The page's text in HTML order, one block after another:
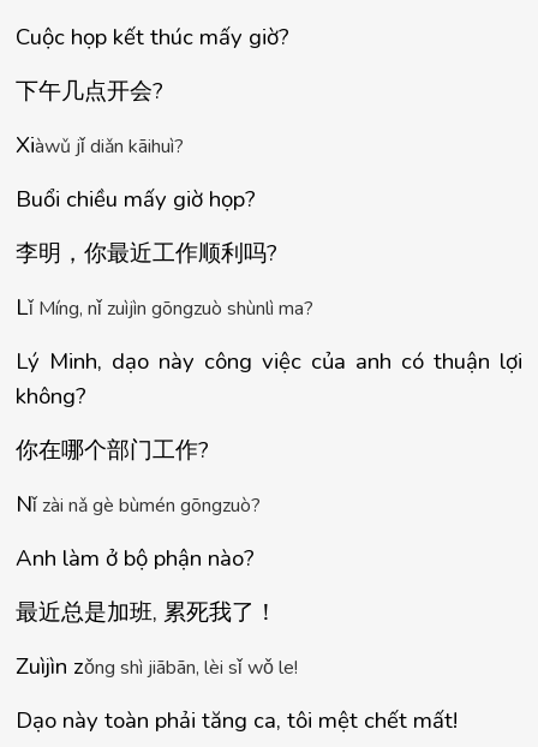
Cuộc họp kết thúc mấy giờ?
下午几点开会?
Xiàwǔ jǐ diǎn kāihuì?
Buổi chiều mấy giờ họp?
李明，你最近工作顺利吗?
Lǐ Míng, nǐ zuìjìn gōngzuò shùnlì ma?
Lý Minh, dạo này công việc của anh có thuận lợi
không?
你在哪个部门工作?
Nǐ zài nǎ gè bùmén gōngzuò?
Anh làm ở bộ phận nào?
最近总是加班, 累死我了！
Zuìjìn zǒng shì jiābān, lèi sǐ wǒ le!
Dạo này toàn phải tăng ca, tôi mệt chết mất!